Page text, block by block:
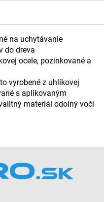
na uchytávanie
do dreva
ocele, pozinkované a
vyrobené z uhlíkovej
s aplikovaným
materiál odolný voči